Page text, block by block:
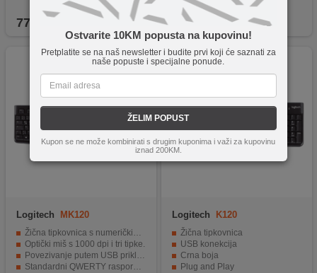
Ostvarite 10KM popusta na kupovinu!
Pretplatite se na naš newsletter i budite prvi koji će saznati za
naše popuste i specijalne ponude.
ŽELIM POPUST
Kupon se ne može kombinirati s drugim kuponima i važi za kupovinu
iznad 200KM.
77,00 269,90 KM
Logitech MK120
Žična tipkovnica s numeričkim tipkama.
Optički miš s 1000 dpi i tri tipke.
Povezivanje putem USB priključka.
Standardni QWERTY raspored tipki.
Logitech K120
Žična tipkovnica
USB konekcija
Crna boja
Plug and Play